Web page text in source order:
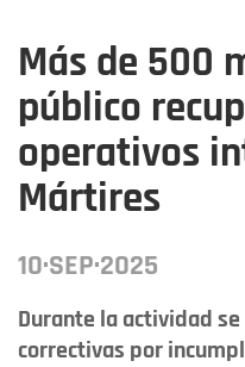
Más de 500
público
operativos
Mártires
10·SEP·2025
Durante la actividad
correctivas por